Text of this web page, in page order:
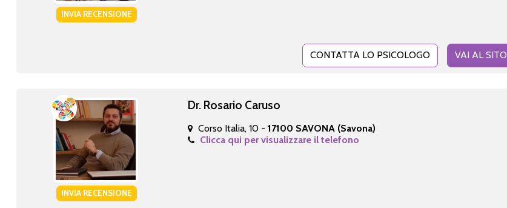
INVIA RECENSIONE
CONTATTA LO PSICOLOGO VAI AL SITO
INVIA RECENSIONE
Dr. Rosario Caruso
Corso Italia, 10 -17100 SAVONA (Savona)
Clicca qui per visualizzare il telefono